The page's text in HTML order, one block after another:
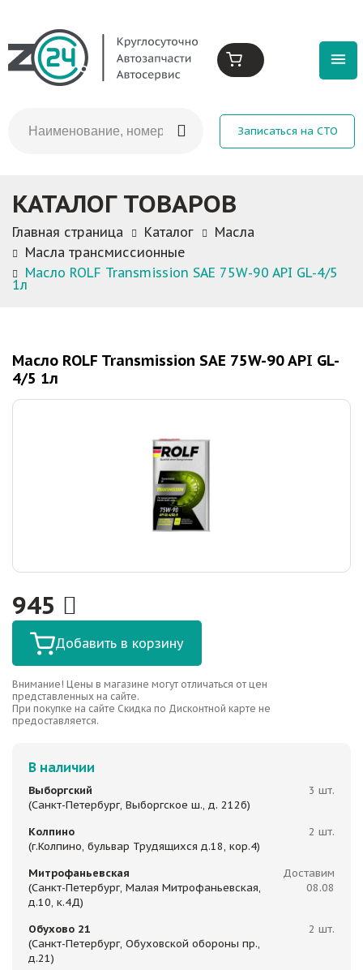
Записаться на СТО
КАТАЛОГ ТОВАРОВ
Главная страница Каталог
Масла
Масла трансмиссионные
Масло ROLF Transmission SAE 75W-90 API GL-4/5
1л
Масло ROLF Transmission SAE 75W-90 API GL-
4/5 1л
945
Добавить в корзину
Внимание! Цены в магазине могут отличаться от цен
представленных на сайте.
При покупке на сайте Скидка по Дисконтной карте не
предоставляется.
В наличии
Выборгский
(Санкт-Петербург, Выборгское ш., д. 212б)
3 шт.
Колпино
(г.Колпино, бульвар Трудящихся д.18, кор.4)
2 шт.
Митрофаньевская
(Санкт-Петербург, Малая Митрофаньевская,
д.10, к.4Д)
Доставим
08.08
Обухово 21
(Санкт-Петербург, Обуховской обороны пр.,
д.21)
2 шт.